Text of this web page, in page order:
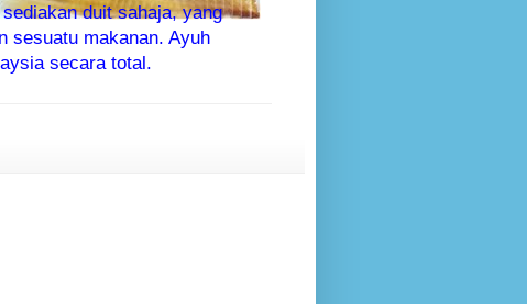
duit sahaja, yang
sesuatu makanan. Ayuh
secara total.